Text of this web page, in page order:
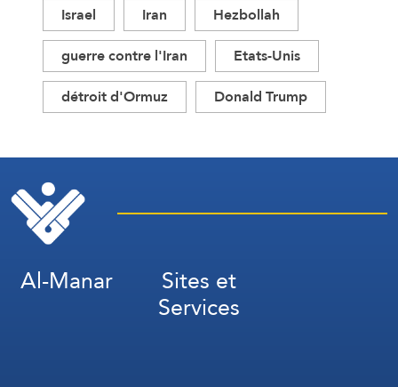
Israel
Iran
Hezbollah
guerre contre l'Iran
Etats-Unis
détroit d'Ormuz
Donald Trump
Al-Manar Sites et
Services